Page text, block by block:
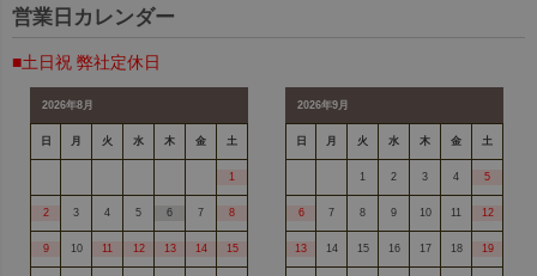
営業日カレンダー
■土日祝 弊社定休日
2026年8月
日 月 火 水 木 金 土
1
2 3 4 5 6 7 8
9 10 11 12 13 14 15
2026年9月
日 月 火 水 木 金 土
1 2 3 4 5
6 7 8 9 10 11 12
13 14 15 16 17 18 19